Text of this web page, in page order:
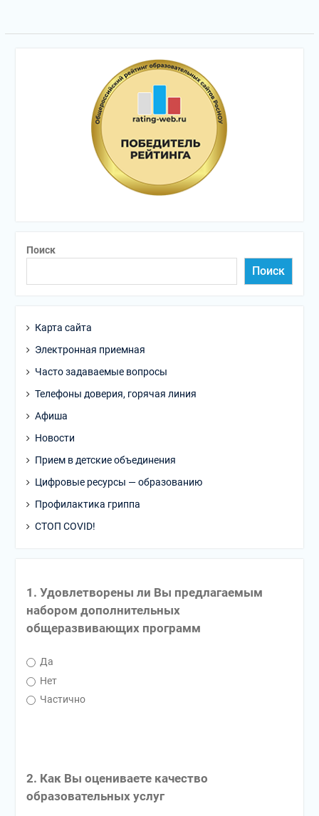
Поиск
Поиск
Карта сайта
Электронная приемная
Часто задаваемые вопросы
Телефоны доверия, горячая линия
Афиша
Новости
Прием в детские объединения
Цифровые ресурсы — образованию
Профилактика гриппа
СТОП COVID!
1. Удовлетворены ли Вы предлагаемым
набором дополнительных
общеразвивающих программ
Да
Нет
Частично
2. Как Вы оцениваете качество
образовательных услуг